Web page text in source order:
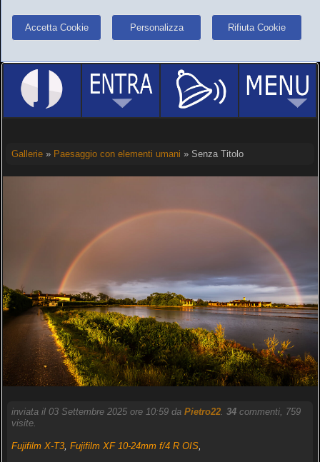
Accetta Cookie Personalizza Rifiuta Cookie
Gallerie» Paesaggio con elementi umani » Senza Titolo
inviata il 03 Settembre 2025 ore 10:59 da Pietro22. 34commenti, 759
visite.
Fujifilm X-T3, Fujifilm XF 10-24mm f/4 R OIS,